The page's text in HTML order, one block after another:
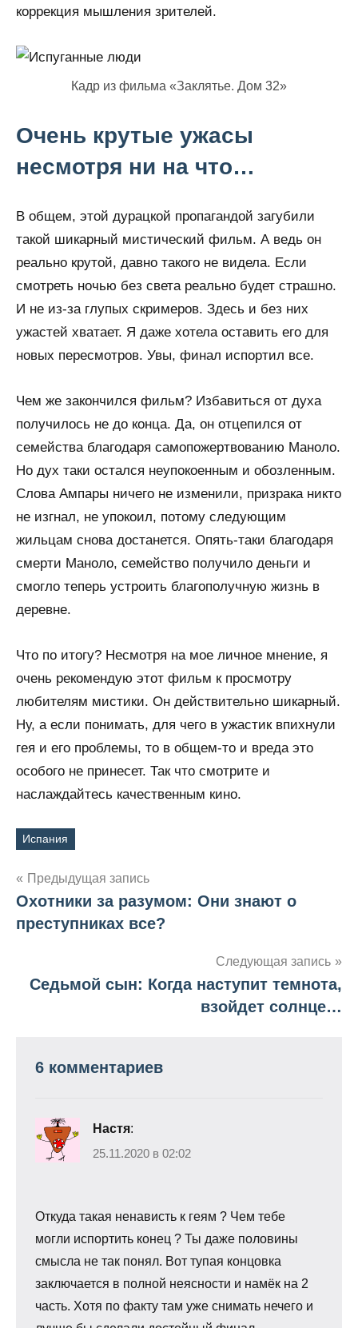
коррекция мышления зрителей.
Кадр из фильма «Заклятье. Дом 32»
Очень крутые ужасы
несмотря ни на что…
В общем, этой дурацкой пропагандой загубили
такой шикарный мистический фильм. А ведь он
реально крутой, давно такого не видела. Если
смотреть ночью без света реально будет страшно.
И не из-за глупых скримеров. Здесь и без них
ужастей хватает. Я даже хотела оставить его для
новых пересмотров. Увы, финал испортил все.
Чем же закончился фильм? Избавиться от духа
получилось не до конца. Да, он отцепился от
семейства благодаря самопожертвованию Маноло.
Но дух таки остался неупокоенным и обозленным.
Слова Ампары ничего не изменили, призрака никто
не изгнал, не упокоил, потому следующим
жильцам снова достанется. Опять-таки благодаря
смерти Маноло, семейство получило деньги и
смогло теперь устроить благополучную жизнь в
деревне.
Что по итогу? Несмотря на мое личное мнение, я
очень рекомендую этот фильм к просмотру
любителям мистики. Он действительно шикарный.
Ну, а если понимать, для чего в ужастик впихнули
гея и его проблемы, то в общем-то и вреда это
особого не принесет. Так что смотрите и
наслаждайтесь качественным кино.
Метки
Испания
Навигация
по
Предыдущая запись
Охотники за разумом: Они знают о
преступниках все?
Следующая запись
Седьмой сын: Когда наступит темнота,
взойдет солнце…
6 комментариев
Настя:
25.11.2020 в 02:02
Откуда такая ненависть к геям ? Чем тебе
могли испортить конец ? Ты даже половины
смысла не так понял. Вот тупая концовка
заключается в полной неясности и намёк на 2
часть. Хотя по факту там уже снимать нечего и